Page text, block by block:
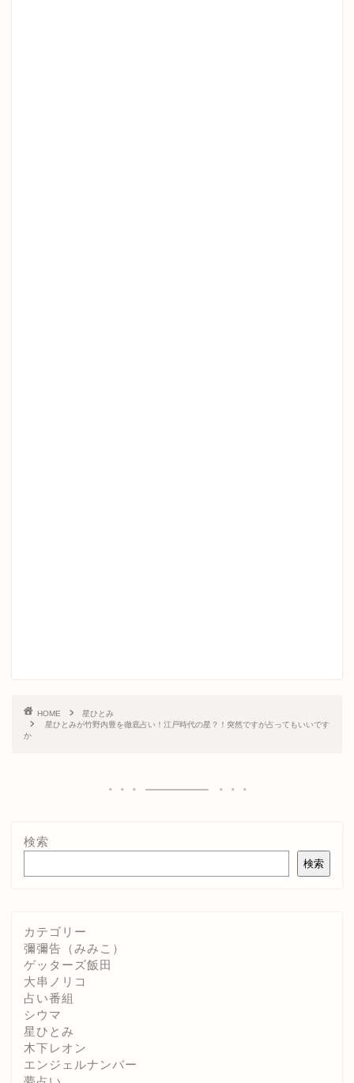
HOME
星ひとみ
星ひとみが竹野内豊を徹底占い！江戸時代の星？！突然ですが占ってもいいです
か
検索
検索
カテゴリー
彌彌告（みみこ）
ゲッターズ飯田
大串ノリコ
占い番組
シウマ
星ひとみ
木下レオン
エンジェルナンバー